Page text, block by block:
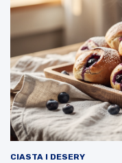
CIASTA I DESERY